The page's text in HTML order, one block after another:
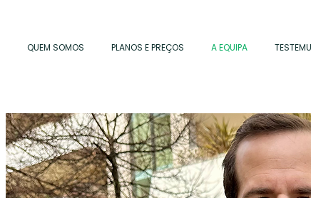
QUEM SOMOS PLANOS E PREÇOS A EQUIPA